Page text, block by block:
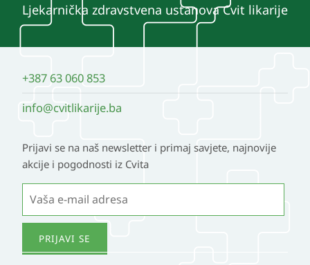
Ljekarnička zdravstvena ustanova Cvit likarije
+387 63 060 853
info@cvitlikarije.ba
Prijavi se na naš newsletter i primaj savjete, najnovije
akcije i pogodnosti iz Cvita